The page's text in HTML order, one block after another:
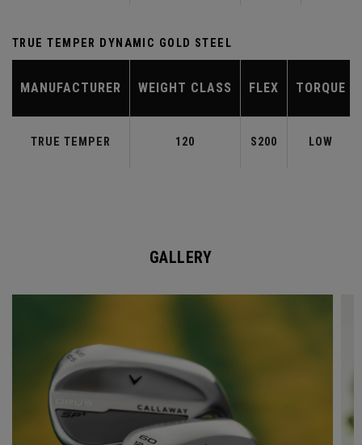
TRUE TEMPER DYNAMIC GOLD STEEL
MANUFACTURER WEIGHT CLASS FLEX TORQUE
TRUE TEMPER 120 S200 LOW
GALLERY